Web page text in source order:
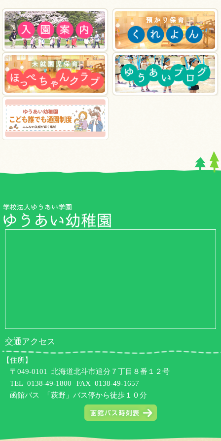
交通アクセス
【住所】
〒049-0101 北海道北斗市追分７丁目８番１２号
TEL 0138-49-1800
FAX 0138-49-1657
函館バス 「萩野」バス停から徒歩１０分